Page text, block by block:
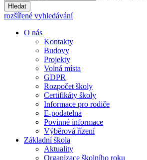
Hledat
rozšířené vyhledávání
O nás
Kontakty
Budovy
Projekty
Volná místa
GDPR
Rozpočet školy
Certifikáty školy
Informace pro rodiče
E-podatelna
Povinné informace
Výběrová řízení
Základní škola
Aktuality
Organizace školního roku